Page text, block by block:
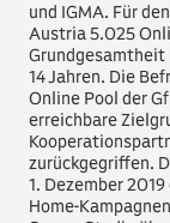
und IGMA. Für
Austria 5.025
Grundgesamtheit
14 Jahren. Die
Online Pool der
erreichbare
zurückgegriffen.
1. Dezember
Home-